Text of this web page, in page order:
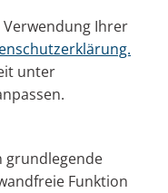
Ihrer
unter
grundlegende
Funktion
hat, ging es